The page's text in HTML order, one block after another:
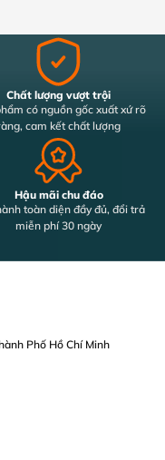
Chất lượng vượt trội
có nguồn gốc xuất xứ rõ
cam kết chất lượng
Hậu mãi chu đáo
toàn diện đầy đủ, đổi trả
miễn phí 30 ngày
Phố Hồ Chí Minh